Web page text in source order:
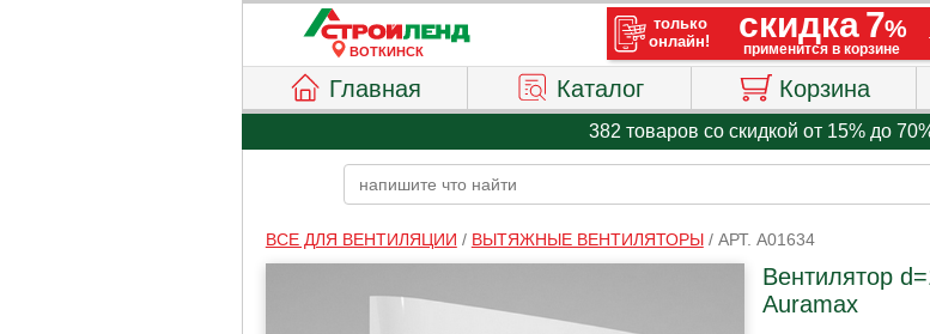
ВОТКИНСК
Главная Каталог Корзина
382 товаров со скидкой от 15% до
ВСЕ ДЛЯ ВЕНТИЛЯЦИИ / ВЫТЯЖНЫЕ ВЕНТИЛЯТОРЫ/ АРТ. A01634
Вентилятор
Auramax